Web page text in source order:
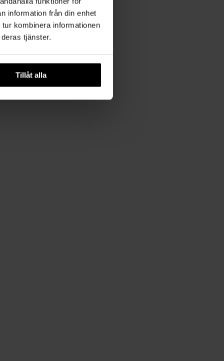
information från din enhet
kombinera informationen
tjänster.
Tillåt alla